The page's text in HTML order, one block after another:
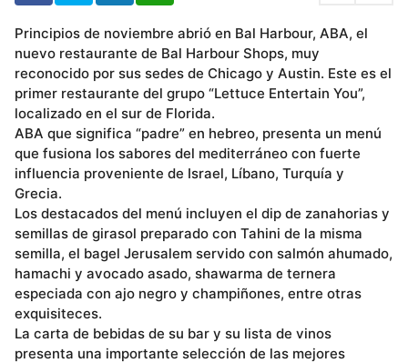
Principios de noviembre abrió en Bal Harbour, ABA, el
nuevo restaurante de Bal Harbour Shops, muy
reconocido por sus sedes de Chicago y Austin. Este es el
primer restaurante del grupo “Lettuce Entertain You”,
localizado en el sur de Florida.
ABA que significa “padre” en hebreo, presenta un menú
que fusiona los sabores del mediterráneo con fuerte
influencia proveniente de Israel, Líbano, Turquía y
Grecia.
Los destacados del menú incluyen el dip de zanahorias y
semillas de girasol preparado con Tahini de la misma
semilla, el bagel Jerusalem servido con salmón ahumado,
hamachi y avocado asado, shawarma de ternera
especiada con ajo negro y champiñones, entre otras
exquisiteces.
La carta de bebidas de su bar y su lista de vinos
presenta una importante selección de las mejores